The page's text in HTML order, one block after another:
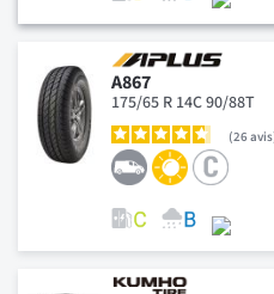
A867
175/65 R 14C 90/88T
26avis